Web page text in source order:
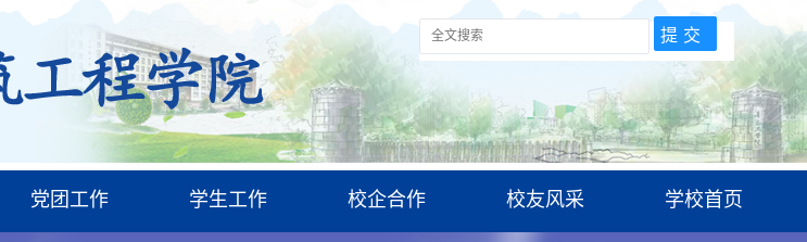
党团工作 学生工作 校企合作 校友风采 学校首页